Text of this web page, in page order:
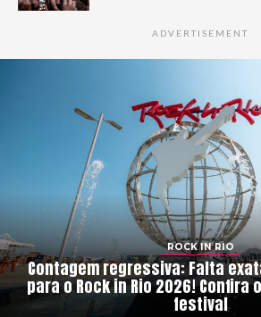
ADVERTISEMENT
ROCK IN RIO
Contagem regressiva: Falta
para o Rock in Rio 2026! Confira
festival